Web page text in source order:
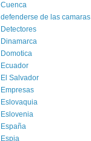
Cuenca
defenderse de las camaras
Detectores
Dinamarca
Domotica
Ecuador
El Salvador
Empresas
Eslovaquia
Eslovenia
España
Espia